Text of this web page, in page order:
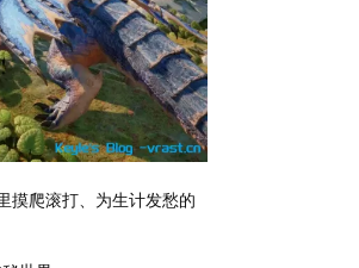
摸爬滚打、为生计发愁的